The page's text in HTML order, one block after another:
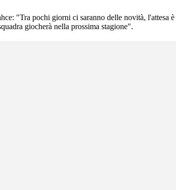
"Tra pochi giorni ci saranno delle novità, l'attesa
giocherà nella prossima stagione".